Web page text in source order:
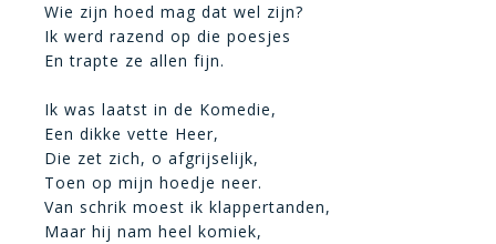
Wie zijn hoed mag dat wel zijn?
Ik werd razend op die poesjes
En trapte ze allen fijn.
Ik was laatst in de Komedie,
Een dikke vette Heer,
Die zet zich, o afgrijselijk,
Toen op mijn hoedje neer.
Van schrik moest ik klappertanden,
Maar hij nam heel komiek,